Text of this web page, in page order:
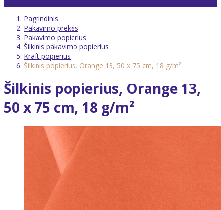
Pagrindinis
Pakavimo prekės
Pakavimo popierius
Šilkinis pakavimo popierius
Kraft popierius
Šilkinis popierius, Orange 13, 50 x 75 cm, 18 g/m²
Šilkinis popierius, Orange 13,
50 x 75 cm, 18 g/m²